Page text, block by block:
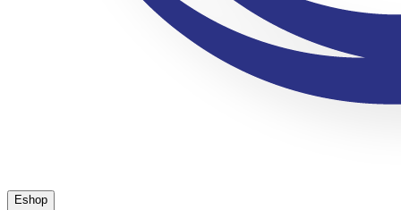
Eshop